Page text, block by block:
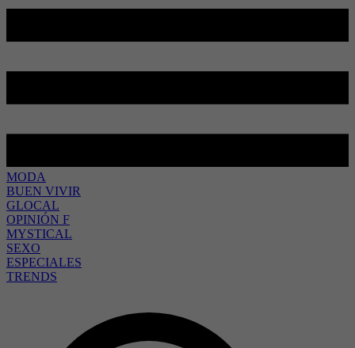
MODA
BUEN VIVIR
GLOCAL
OPINIÓN F
MYSTICAL
SEXO
ESPECIALES
TRENDS